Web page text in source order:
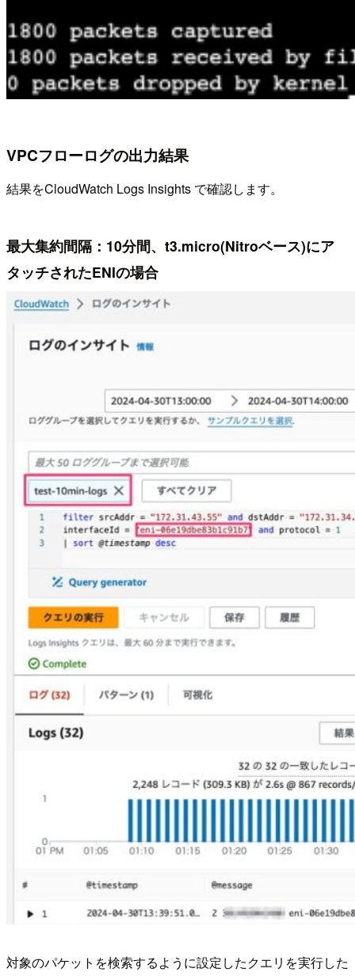
VPCフローログの出力結果
結果をCloudWatch Logs Insights で確認します。
最大集約間隔：10分間、t3.micro(Nitroベース)にア
タッチされたENIの場合
対象のパケットを検索するように設定したクエリを実行した